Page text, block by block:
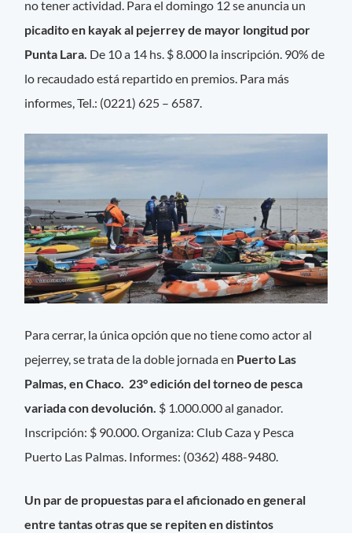
no tener actividad. Para el domingo 12 se anuncia un
picadito en kayak al pejerrey de mayor longitud por
Punta Lara. De 10 a 14 hs. $ 8.000 la inscripción. 90% de
lo recaudado está repartido en premios. Para más
informes, Tel.: (0221) 625 – 6587.
Para cerrar, la única opción que no tiene como actor al
pejerrey, se trata de la doble jornada en Puerto Las
Palmas, en Chaco. 23° edición del torneo de pesca
variada con devolución. $ 1.000.000 al ganador.
Inscripción: $ 90.000. Organiza: Club Caza y Pesca
Puerto Las Palmas. Informes: (0362) 488-9480.
Un par de propuestas para el aficionado en general
entre tantas otras que se repiten en distintos